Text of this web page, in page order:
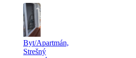
Byt/Apartmán,
Strešný